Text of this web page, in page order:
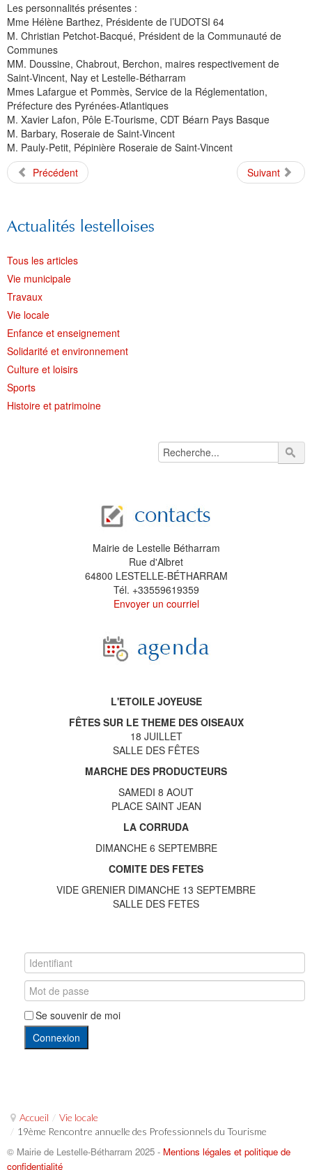
Les personnalités présentes :
Mme Hélène Barthez, Présidente de l’UDOTSI 64
M. Christian Petchot-Bacqué, Président de la Communauté de
Communes
MM. Doussine, Chabrout, Berchon, maires respectivement de
Saint-Vincent, Nay et Lestelle-Bétharram
Mmes Lafargue et Pommès, Service de la Réglementation,
Préfecture des Pyrénées-Atlantiques
M. Xavier Lafon, Pôle E-Tourisme, CDT Béarn Pays Basque
M. Barbary, Roseraie de Saint-Vincent
M. Pauly-Petit, Pépinière Roseraie de Saint-Vincent
Précédent
Suivant
Actualités lestelloises
Tous les articles
Vie municipale
Travaux
Vie locale
Enfance et enseignement
Solidarité et environnement
Culture et loisirs
Sports
Histoire et patrimoine
Mairie de Lestelle Bétharram
Rue d'Albret
64800 LESTELLE-BÉTHARRAM
Tél. +33559619359
Envoyer un courriel
L'ETOILE JOYEUSE
FÊTES SUR LE THEME DES OISEAUX
18 JUILLET
SALLE DES FÊTES
MARCHE DES PRODUCTEURS
SAMEDI 8 AOUT
PLACE SAINT JEAN
LA CORRUDA
DIMANCHE 6 SEPTEMBRE
COMITE DES FETES
VIDE GRENIER DIMANCHE 13 SEPTEMBRE
SALLE DES FETES
Se souvenir de moi
Connexion
Accueil / Vie locale
/ 19ème Rencontre annuelle des Professionnels du Tourisme
© Mairie de Lestelle-Bétharram 2025 - Mentions légales et politique de
confidentialité